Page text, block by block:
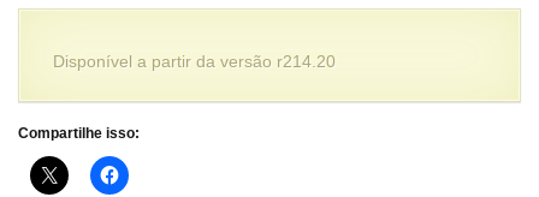
Disponível a partir da versão r214.20
Compartilhe isso: